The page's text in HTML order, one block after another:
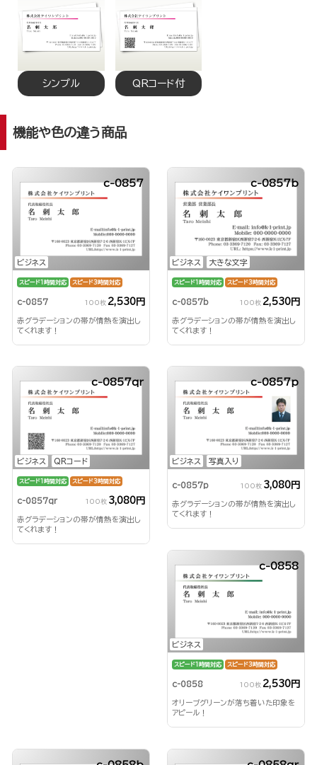
シンプル QRコード付
機能や色の違う商品
ビジネス
c-0857
スピード1時間対応 スピード3時間対応
c-0857 100枚 2,530円
赤グラデーションの帯が情熱を演出し
てくれます！
ビジネス 大きな文字
c-0857b
スピード1時間対応 スピード3時間対応
c-0857b 100枚 2,530円
赤グラデーションの帯が情熱を演出し
てくれます！
ビジネス QRコード
c-0857qr
スピード1時間対応 スピード3時間対応
c-0857qr 100枚 3,080円
赤グラデーションの帯が情熱を演出し
てくれます！
ビジネス 写真入り
c-0857p
c-0857p 100枚 3,080円
赤グラデーションの帯が情熱を演出し
てくれます！
ビジネス
c-0858
スピード1時間対応 スピード3時間対応
c-0858 100枚 2,530円
オリーブグリーンが落ち着いた印象を
アピール！